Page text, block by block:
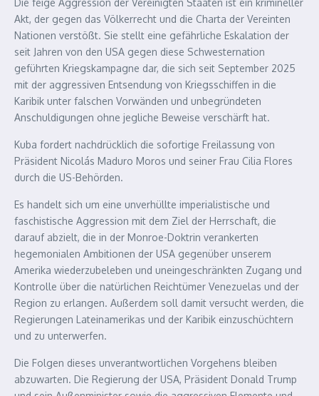
Die feige Aggression der Vereinigten Staaten ist ein krimineller
Akt, der gegen das Völkerrecht und die Charta der Vereinten
Nationen verstößt. Sie stellt eine gefährliche Eskalation der
seit Jahren von den USA gegen diese Schwesternation
geführten Kriegskampagne dar, die sich seit September 2025
mit der aggressiven Entsendung von Kriegsschiffen in die
Karibik unter falschen Vorwänden und unbegründeten
Anschuldigungen ohne jegliche Beweise verschärft hat.
Kuba fordert nachdrücklich die sofortige Freilassung von
Präsident Nicolás Maduro Moros und seiner Frau Cilia Flores
durch die US-Behörden.
Es handelt sich um eine unverhüllte imperialistische und
faschistische Aggression mit dem Ziel der Herrschaft, die
darauf abzielt, die in der Monroe-Doktrin verankerten
hegemonialen Ambitionen der USA gegenüber unserem
Amerika wiederzubeleben und uneingeschränkten Zugang und
Kontrolle über die natürlichen Reichtümer Venezuelas und der
Region zu erlangen. Außerdem soll damit versucht werden, die
Regierungen Lateinamerikas und der Karibik einzuschüchtern
und zu unterwerfen.
Die Folgen dieses unverantwortlichen Vorgehens bleiben
abzuwarten. Die Regierung der USA, Präsident Donald Trump